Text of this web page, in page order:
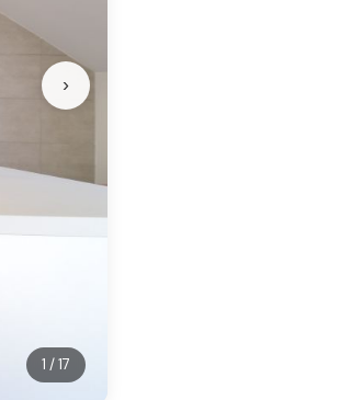
1 / 17
›